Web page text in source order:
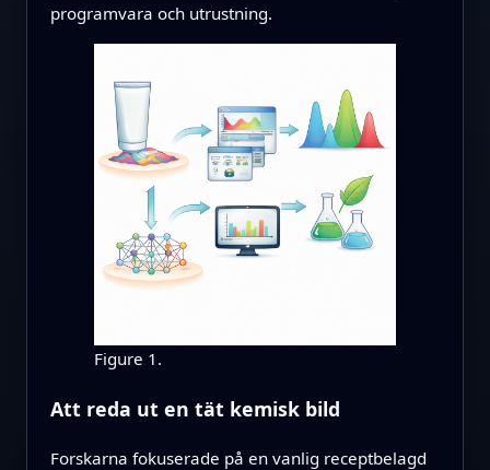
programvara och utrustning.
Figure 1.
Att reda ut en tät kemisk bild
Forskarna fokuserade på en vanlig receptbelagd